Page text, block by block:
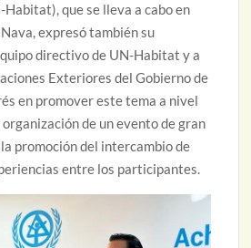
que se lleva a cabo en
expresó también su
directivo de UN-Habitat y a
Exteriores del Gobierno de
en promover este tema a nivel
de un evento de gran
promoción del intercambio de
entre los participantes.